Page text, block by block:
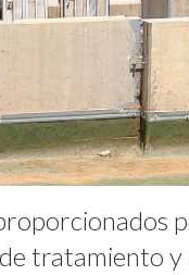
tratamiento